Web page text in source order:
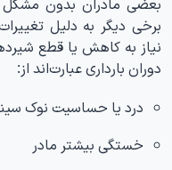
برخی دیگر به دلیل
نیاز به کاهش یا قطع
دوران بارداری عبارت‌اند از:
درد یا حساسیت نوک
خستگی بیشتر مادر